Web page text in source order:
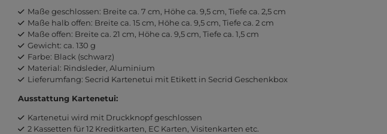
Maße geschlossen: Breite ca. 7 cm, Höhe ca. 9,5 cm, Tiefe ca. 2,5 cm
Maße halb offen: Breite ca. 15 cm, Höhe ca. 9,5 cm, Tiefe ca. 2 cm
Maße offen: Breite ca. 21 cm, Höhe ca. 9,5 cm, Tiefe ca. 1,5 cm
Gewicht: ca. 130 g
Farbe: Black (schwarz)
Material: Rindsleder, Aluminium
Lieferumfang: Secrid Kartenetui mit Etikett in Secrid Geschenkbox
Ausstattung Kartenetui:
Kartenetui wird mit Druckknopf geschlossen
2 Kassetten für 12 Kreditkarten, EC Karten, Visitenkarten etc.